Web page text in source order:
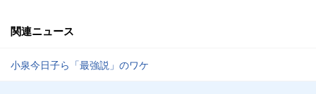
関連ニュース
小泉今日子ら「最強説」のワケ